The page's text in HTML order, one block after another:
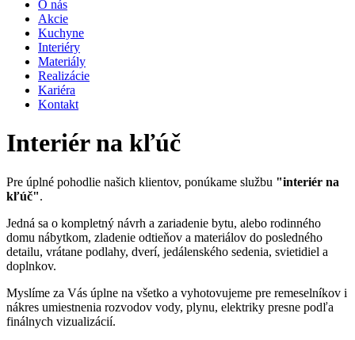
O nás
Akcie
Kuchyne
Interiéry
Materiály
Realizácie
Kariéra
Kontakt
Interiér na kľúč
Pre úplné pohodlie našich klientov, ponúkame službu "interiér na
kľúč".
Jedná sa o kompletný návrh a zariadenie bytu, alebo rodinného
domu nábytkom, zladenie odtieňov a materiálov do posledného
detailu, vrátane podlahy, dverí, jedálenského sedenia, svietidiel a
doplnkov.
Myslíme za Vás úplne na všetko a vyhotovujeme pre remeselníkov i
nákres umiestnenia rozvodov vody, plynu, elektriky presne podľa
finálnych vizualizácií.